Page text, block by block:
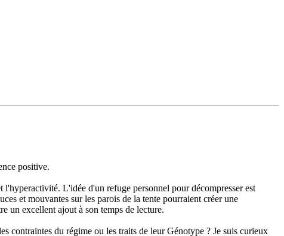
positive.
L'idée d'un refuge personnel pour décompresser est
et mouvantes sur les parois de la tente pourraient créer une
un excellent ajout à son temps de lecture.
contraintes du régime ou les traits de leur Génotype ? Je suis curieux